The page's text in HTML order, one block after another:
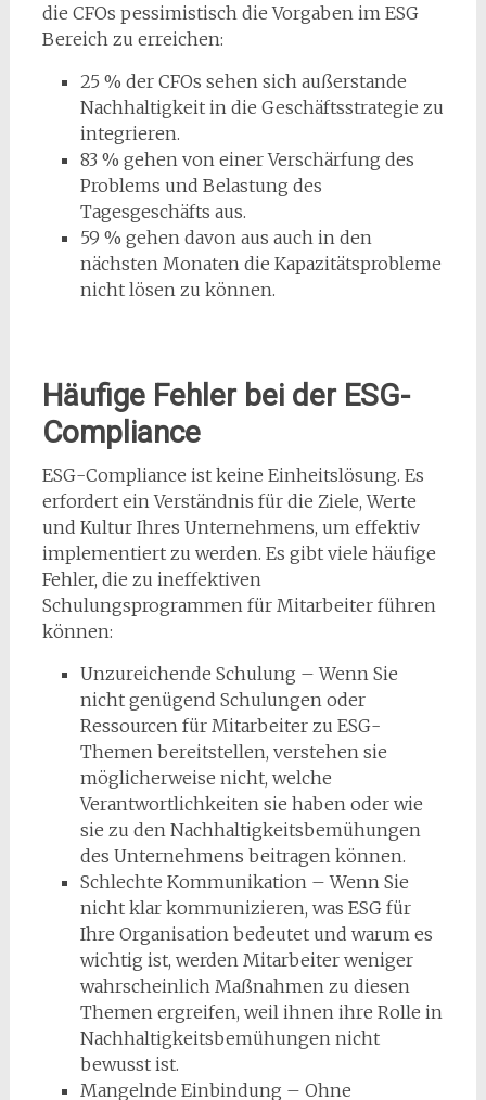
die CFOs pessimistisch die Vorgaben im ESG
Bereich zu erreichen:
25 % der CFOs sehen sich außerstande
Nachhaltigkeit in die Geschäftsstrategie zu
integrieren.
83 % gehen von einer Verschärfung des
Problems und Belastung des
Tagesgeschäfts aus.
59 % gehen davon aus auch in den
nächsten Monaten die Kapazitätsprobleme
nicht lösen zu können.
Häufige Fehler bei der ESG-
Compliance
ESG-Compliance ist keine Einheitslösung. Es
erfordert ein Verständnis für die Ziele, Werte
und Kultur Ihres Unternehmens, um effektiv
implementiert zu werden. Es gibt viele häufige
Fehler, die zu ineffektiven
Schulungsprogrammen für Mitarbeiter führen
können:
Unzureichende Schulung – Wenn Sie
nicht genügend Schulungen oder
Ressourcen für Mitarbeiter zu ESG-
Themen bereitstellen, verstehen sie
möglicherweise nicht, welche
Verantwortlichkeiten sie haben oder wie
sie zu den Nachhaltigkeitsbemühungen
des Unternehmens beitragen können.
Schlechte Kommunikation – Wenn Sie
nicht klar kommunizieren, was ESG für
Ihre Organisation bedeutet und warum es
wichtig ist, werden Mitarbeiter weniger
wahrscheinlich Maßnahmen zu diesen
Themen ergreifen, weil ihnen ihre Rolle in
Nachhaltigkeitsbemühungen nicht
bewusst ist.
Mangelnde Einbindung – Ohne